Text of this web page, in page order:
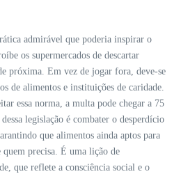
admirável que poderia inspirar o
os supermercados de descartar
próxima. Em vez de jogar fora, deve-se
de alimentos e instituições de caridade.
essa norma, a multa pode chegar a 75
legislação é combater o desperdício
que alimentos ainda aptos para
quem precisa. É uma lição de
que reflete a consciência social e o